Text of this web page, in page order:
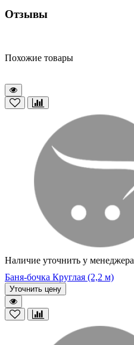
Отзывы
Похожие товары
Наличие уточнить у менеджера
Баня-бочка Круглая (2,2 м)
Уточнить цену